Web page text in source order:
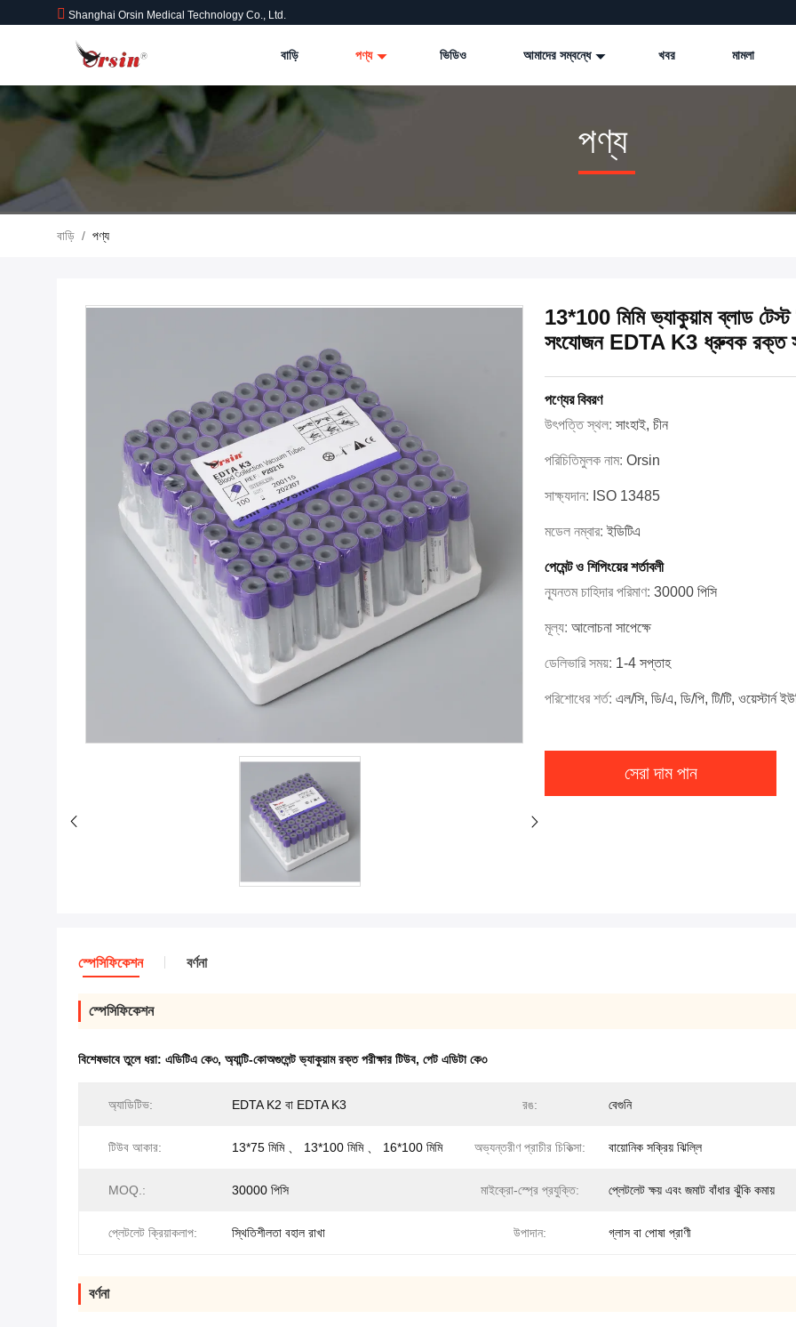
Shanghai Orsin Medical Technology Co., Ltd.
বাড়ি পণ্য ভিডিও আমাদের সম্বন্ধে খবর মামলা
পণ্য
বাড়ি / পণ্য
13*100 মিমি ভ্যাকুয়াম ব্লাড টেস্ট
সংযোজন EDTA K3 ধ্রুবক রক্ত
পণ্যের বিবরণ
উৎপত্তি স্থল: সাংহাই, চীন
পরিচিতিমুলক নাম: Orsin
সাক্ষ্যদান: ISO 13485
মডেল নম্বার:ইডিটিএ
পেমেন্ট ও শিপিংয়ের শর্তাবলী
ন্যূনতম চাহিদার পরিমাণ: 30000 পিসি
মূল্য: আলোচনা সাপেক্ষে
ডেলিভারি সময়: 1-4 সপ্তাহ
পরিশোধের শর্ত: এল/সি, ডি/এ, ডি/পি, টি/টি, ওয়েস্টার্ন
সেরা দাম পান
স্পেসিফিকেশন বর্ণনা
স্পেসিফিকেশন
বিশেষভাবে তুলে ধরা: এডিটিএ কে৩, অ্যান্টি-কোঅগুলেন্ট ভ্যাকুয়াম রক্ত পরীক্ষার টিউব, পেট এডিটা কে৩
অ্যাডিটিভ: EDTA K2 বা EDTA K3 রঙ: বেগুনি
টিউব আকার: 13*75 মিমি 、 13*100 মিমি 、 16*100 মিমি অভ্যন্তরীণ প্রাচীর চিকিত্সা: বায়োনিক সক্রিয় ঝিল্লি
MOQ.: 30000 পিসি মাইক্রো-স্প্রে প্রযুক্তি: প্লেটলেট ক্ষয় এবং জমাট বাঁধার ঝুঁকি কমায়
প্লেটলেট ক্রিয়াকলাপ: স্থিতিশীলতা বহাল রাখা উপাদান: গ্লাস বা পোষা প্রাণী
বর্ণনা